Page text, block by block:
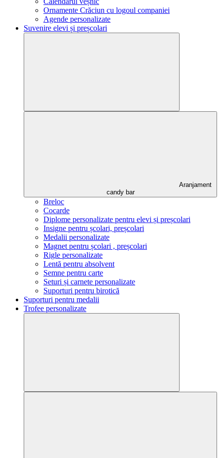
Ornamente Crăciun cu logoul companiei
Agende personalizate
Suvenire elevi și preșcolari
Aranjament
candy bar
Breloc
Cocarde
Diplome personalizate pentru elevi și preșcolari
Insigne pentru școlari, preșcolari
Medalii personalizate
Magnet pentru școlari , preșcolari
Rigle personalizate
Lentă pentru absolvent
Semne pentru carte
Seturi și carnete personalizate
Suporturi pentru birotică
Suporturi pentru medalii
Trofee personalizate